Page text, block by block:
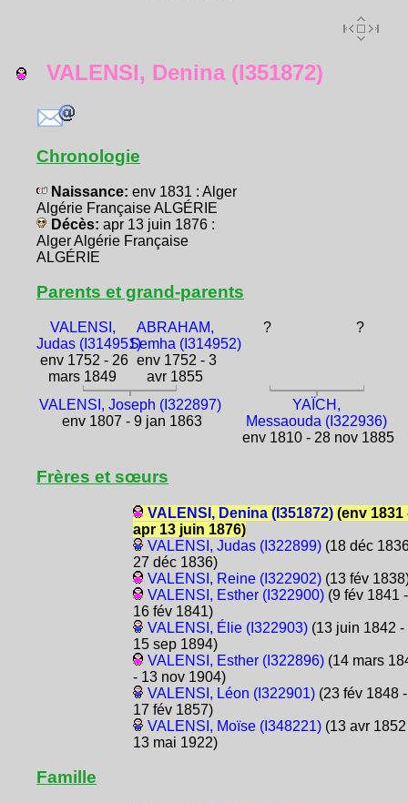
VALENSI, Denina (I351872)
Chronologie
Naissance: env 1831 : Alger
Algérie Française ALGÉRIE
Décès: apr 13 juin 1876 :
Alger Algérie Française
ALGÉRIE
Parents et grand-parents
VALENSI,
Judas (I314951)
env 1752 - 26
mars 1849
ABRAHAM,
Semha (I314952)
env 1752 - 3
avr 1855
? ?
VALENSI, Joseph (I322897)
env 1807 - 9 jan 1863
YAÏCH,
Messaouda (I322936)
env 1810 - 28 nov 1885
Frères et sœurs
VALENSI, Denina (I351872)(env 1831
apr 13 juin 1876)
VALENSI, Judas (I322899)(18 déc
27 déc 1836)
VALENSI, Reine (I322902)(13 fév
VALENSI, Esther (I322900)(9 fév 1841 -
16 fév 1841)
VALENSI, Élie (I322903)(13 juin 1842 -
15 sep 1894)
VALENSI, Esther (I322896)(14 mars
- 13 nov 1904)
VALENSI, Léon (I322901)(23 fév 1848 -
17 fév 1857)
VALENSI, Moïse (I348221)(13 avr 1852
13 mai 1922)
Famille